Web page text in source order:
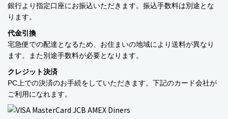
■**年末年始休業日のお知らせ**
年12月31日～2025年1月5日まで休業させていただきます。年内出
荷は12月30日 13:00ご注文分まで、年始は1月6日より開始いたしま
す。休業期間中にいただきましたご注文やお問い合わせ等に関しま
しては、1月6日より順次対応させていただきます。お客様にはご不
銀行より指定口座にお振込いただきます。振込手数料は別途とな
ります。
代金引換
宅急便での配達となるため、お住まいの地域により送料が異なり
ます。また別途手数料が必要となります。
クレジット決済
PC上での決済のお手続をしていただきます。下記のカード会社が
ご利用になれます。